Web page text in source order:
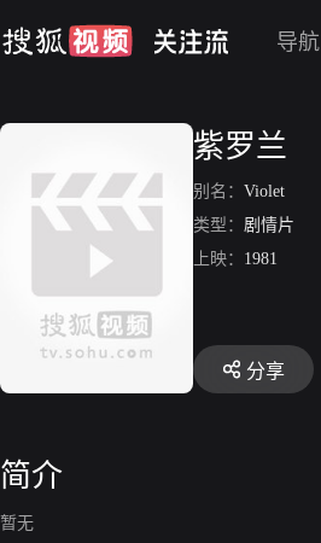
导航
紫罗兰
别名： Violet
类型： 剧情片
上映： 1981
分享
简介
暂无